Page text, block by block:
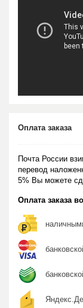
Оплата заказа
Почта России
перевод
5% Вы можете
Оплата заказа